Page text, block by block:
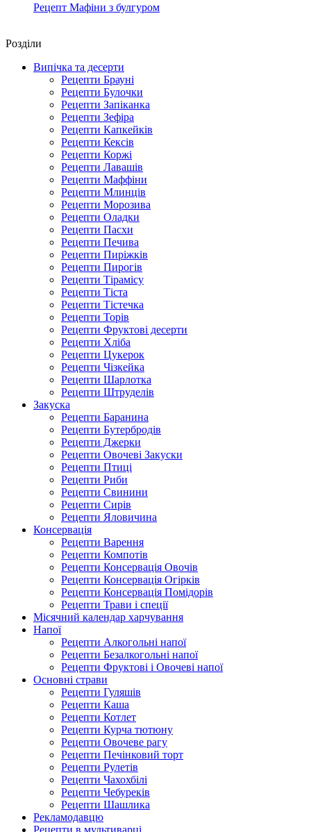
Рецепт Мафіни з булгуром
Роздiли
Випічка та десерти
Рецепти Брауні
Рецепти Булочки
Рецепти Запіканка
Рецепти Зефіра
Рецепти Капкейків
Рецепти Кексів
Рецепти Коржі
Рецепти Лавашів
Рецепти Маффіни
Рецепти Млинців
Рецепти Морозива
Рецепти Оладки
Рецепти Пасхи
Рецепти Печива
Рецепти Пиріжків
Рецепти Пирогів
Рецепти Тірамісу
Рецепти Тіста
Рецепти Тістечка
Рецепти Торів
Рецепти Фруктові десерти
Рецепти Хліба
Рецепти Цукерок
Рецепти Чізкейка
Рецепти Шарлотка
Рецепти Штруделів
Закуска
Рецепти Баранина
Рецепти Бутербродів
Рецепти Джерки
Рецепти Овочеві Закуски
Рецепти Птиці
Рецепти Риби
Рецепти Свинини
Рецепти Сирів
Рецепти Яловичина
Консервація
Рецепти Варення
Рецепти Компотів
Рецепти Консервація Овочів
Рецепти Консервація Огірків
Рецепти Консервація Помідорів
Рецепти Трави і спеції
Місячний календар харчування
Напої
Рецепти Алкогольні напої
Рецепти Безалкогольні напої
Рецепти Фруктові і Овочеві напої
Основні страви
Рецепти Гуляшів
Рецепти Каша
Рецепти Котлет
Рецепти Курча тютюну
Рецепти Овочеве рагу
Рецепти Печінковий торт
Рецепти Рулетів
Рецепти Чахохбілі
Рецепти Чебуреків
Рецепти Шашлика
Рекламодавцю
Рецепти в мультиварці